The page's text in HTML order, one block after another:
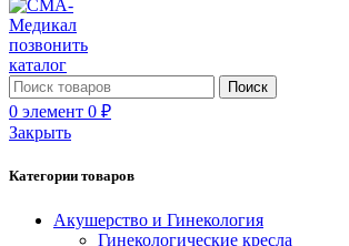
позвонить
каталог
Поиск
0 элемент 0 ₽
Закрыть
Категории товаров
Акушерство и Гинекология
Гинекологические кресла